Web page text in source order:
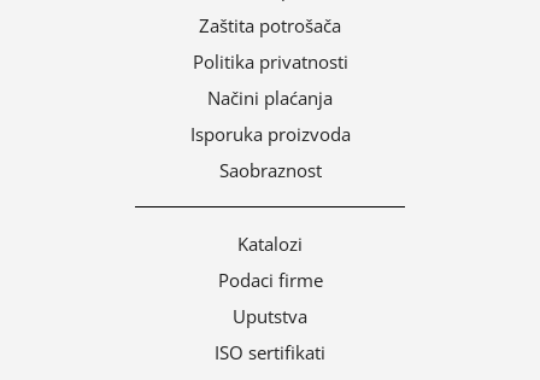
Zaštita potrošača
Politika privatnosti
Načini plaćanja
Isporuka proizvoda
Saobraznost
Katalozi
Podaci firme
Uputstva
ISO sertifikati